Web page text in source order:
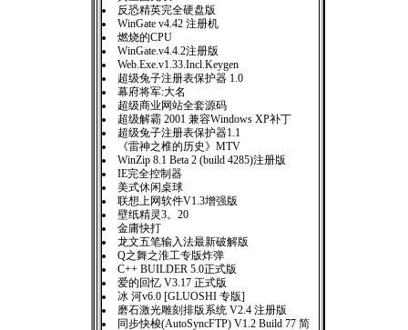
反恐精英完全硬盘版
WinGate v4.42 注册机
燃烧的CPU
WinGate.v4.4.2注册版
Web.Exe.v1.33.Incl.Keygen
超级兔子注册表保护器 1.0
幕府将军:大名
超级商业网站全套源码
超级解霸 2001 兼容Windows XP补丁
超级兔子注册表保护器1.1
《雷神之椎的历史》MTV
WinZip 8.1 Beta 2 (build 4285)注册版
IE完全控制器
美式休闲桌球
联想上网软件V1.3增强版
壁纸精灵3。20
金庸快打
龙文五笔输入法最新破解版
Q之舞之淮工专版炸弹
C++ BUILDER 5.0正式版
爱的回忆 V3.17 正式版
冰 河v6.0 [GLUOSHI 专版]
磨石激光雕刻排版系统 V2.4 注册版
同步快梭(AutoSyncFTP) V1.2 Build 77 简